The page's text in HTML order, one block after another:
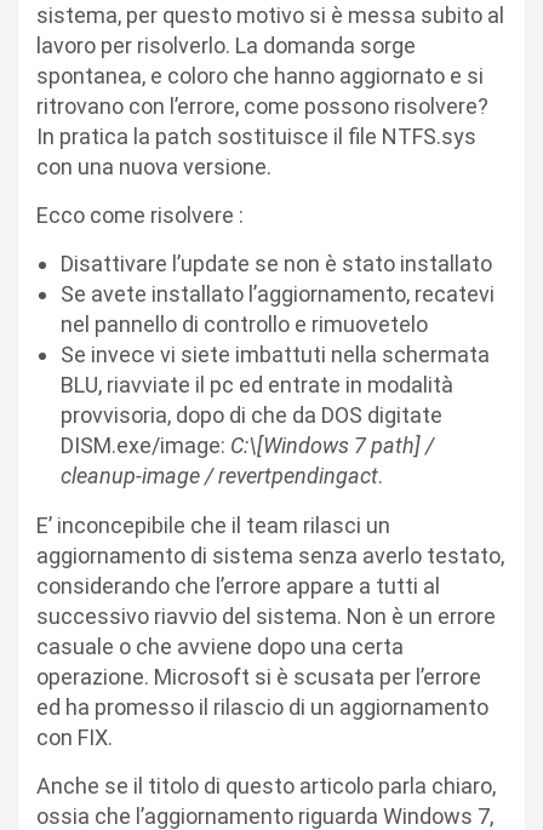
sistema, per questo motivo si è messa subito al
lavoro per risolverlo. La domanda sorge
spontanea, e coloro che hanno aggiornato e si
ritrovano con l’errore, come possono risolvere?
In pratica la patch sostituisce il file NTFS.sys
con una nuova versione.
Ecco come risolvere :
Disattivare l’update se non è stato installato
Se avete installato l’aggiornamento, recatevi
nel pannello di controllo e rimuovetelo
Se invece vi siete imbattuti nella schermata
BLU, riavviate il pc ed entrate in modalità
provvisoria, dopo di che da DOS digitate
DISM.exe/image: C:\[Windows 7 path] /
cleanup-image / revertpendingact.
E’ inconcepibile che il team rilasci un
aggiornamento di sistema senza averlo testato,
considerando che l’errore appare a tutti al
successivo riavvio del sistema. Non è un errore
casuale o che avviene dopo una certa
operazione. Microsoft si è scusata per l’errore
ed ha promesso il rilascio di un aggiornamento
con FIX.
Anche se il titolo di questo articolo parla chiaro,
ossia che l’aggiornamento riguarda Windows 7,